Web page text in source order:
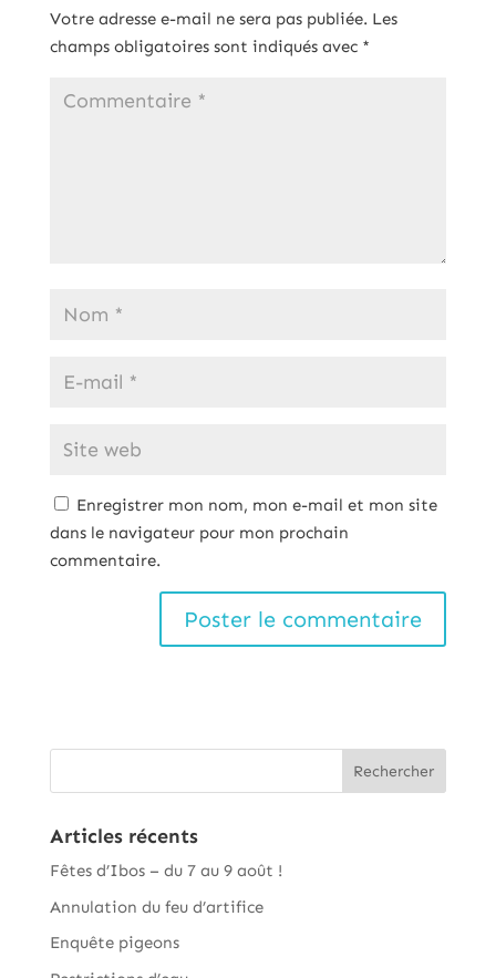
Votre adresse e-mail ne sera pas publiée. Les
champs obligatoires sont indiqués avec *
Enregistrer mon nom, mon e-mail et mon site
dans le navigateur pour mon prochain
commentaire.
Articles récents
Fêtes d’Ibos – du 7 au 9 août !
Annulation du feu d’artifice
Enquête pigeons